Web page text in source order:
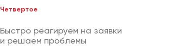
Четвертое
Быстро реагируем на заявки
и решаем проблемы